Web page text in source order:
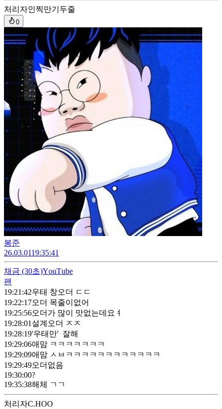
처리자인찍만기두줄
0
봉준
26.03.0119:35:41
채금 (30초)ΥouΤube
팬
19:21:42우태 창오더 ㄷㄷ
19:22:17오더 목줄이없어
19:25:56오더가 많이 맛없는데요ㅕ
19:28:01 설계오더 ㅈㅈ
19:28:19'우태만' 잘해
19:29:06애맘 ㅋㅋㅋㅋㅋㅋㅋ
19:29:09애맘 ㅅㅂㅋㅋㅋㅋㅋㅋㅋㅋㅋㅋㅋㅋ
19:29:49오더없음
19:30:00?
19:35:38해체 ㄱㄱ
처리자C.HOO